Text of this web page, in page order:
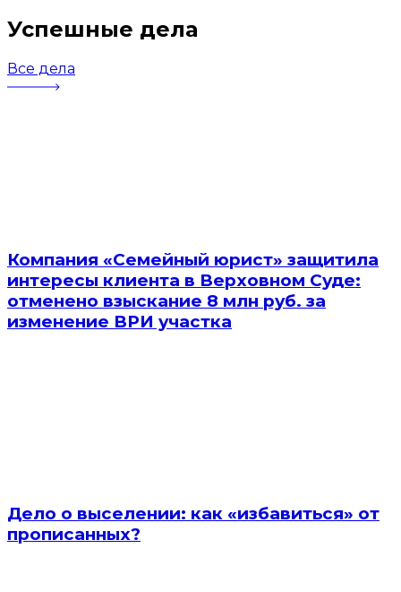
Успешные дела
Все дела
Компания «Семейный юрист» защитила
интересы клиента в Верховном Суде:
отменено взыскание 8 млн руб. за
изменение ВРИ участка
Дело о выселении: как «избавиться» от
прописанных?